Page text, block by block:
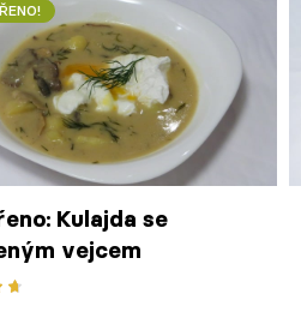
Kulajda se
vejcem